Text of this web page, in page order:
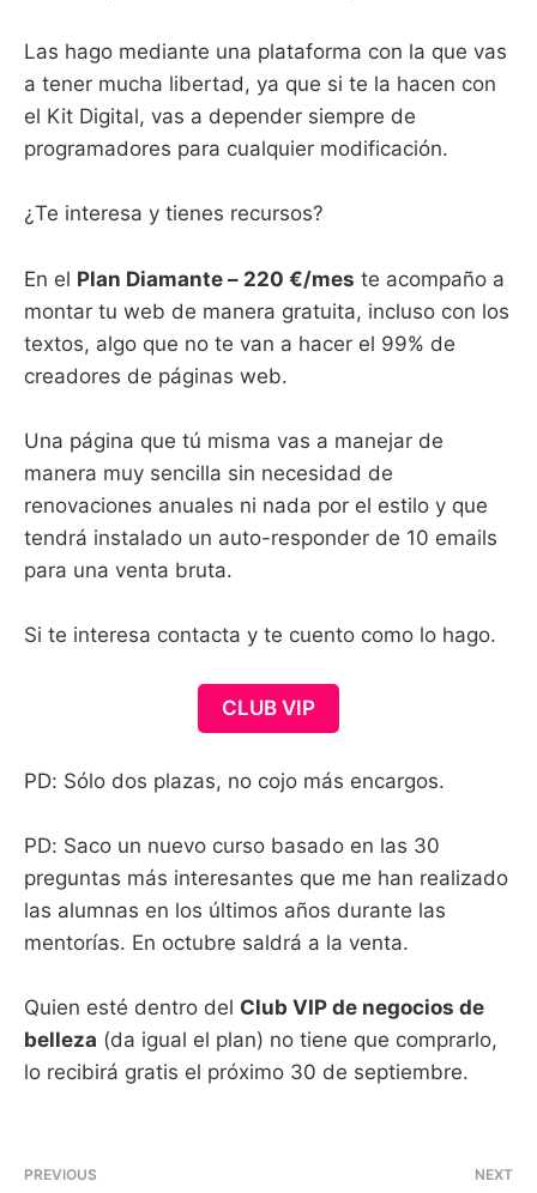
Las hago mediante una plataforma con la que vas
a tener mucha libertad, ya que si te la hacen con
el Kit Digital, vas a depender siempre de
programadores para cualquier modificación.
¿Te interesa y tienes recursos?
En el Plan Diamante – 220 €/mes te acompaño a
montar tu web de manera gratuita, incluso con los
textos, algo que no te van a hacer el 99% de
creadores de páginas web.
Una página que tú misma vas a manejar de
manera muy sencilla sin necesidad de
renovaciones anuales ni nada por el estilo y que
tendrá instalado un auto-responder de 10 emails
para una venta bruta.
Si te interesa contacta y te cuento como lo hago.
CLUB VIP
PD: Sólo dos plazas, no cojo más encargos.
PD: Saco un nuevo curso basado en las 30
preguntas más interesantes que me han realizado
las alumnas en los últimos años durante las
mentorías. En octubre saldrá a la venta.
Quien esté dentro del Club VIP de negocios de
belleza (da igual el plan) no tiene que comprarlo,
lo recibirá gratis el próximo 30 de septiembre.
PREVIOUS NEXT